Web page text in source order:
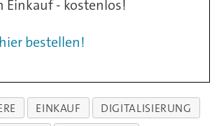
Einkauf - kostenlos!
bestellen!
EINKAUF
DIGITALISIERUNG